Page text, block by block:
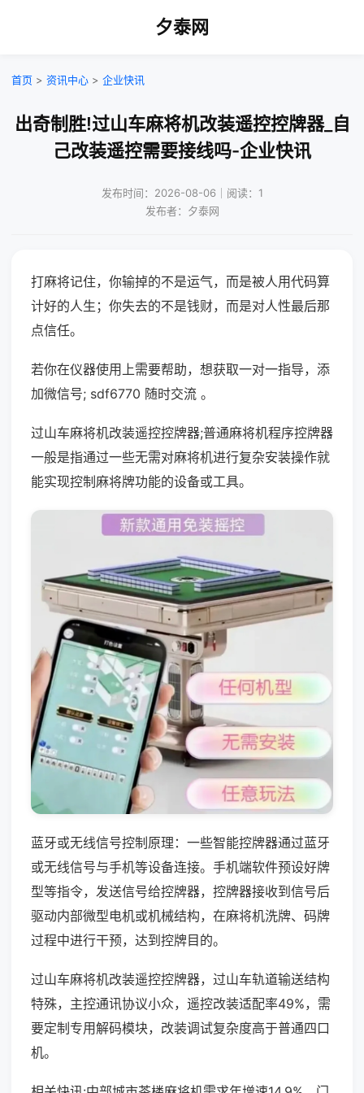
夕泰网
首页 > 资讯中心 > 企业快讯
出奇制胜!过山车麻将机改装遥控控牌器_自
己改装遥控需要接线吗-企业快讯
发布时间：2026-08-06｜阅读：1
发布者：夕泰网
打麻将记住，你输掉的不是运气，而是被人用代码算
计好的人生；你失去的不是钱财，而是对人性最后那
点信任。
若你在仪器使用上需要帮助，想获取一对一指导，添
加微信号; sdf6770 随时交流 。
过山车麻将机改装遥控控牌器;普通麻将机程序控牌器
一般是指通过一些无需对麻将机进行复杂安装操作就
能实现控制麻将牌功能的设备或工具。
蓝牙或无线信号控制原理：一些智能控牌器通过蓝牙
或无线信号与手机等设备连接。手机端软件预设好牌
型等指令，发送信号给控牌器，控牌器接收到信号后
驱动内部微型电机或机械结构，在麻将机洗牌、码牌
过程中进行干预，达到控牌目的。
过山车麻将机改装遥控控牌器，过山车轨道输送结构
特殊，主控通讯协议小众，遥控改装适配率49%，需
要定制专用解码模块，改装调试复杂度高于普通四口
机。